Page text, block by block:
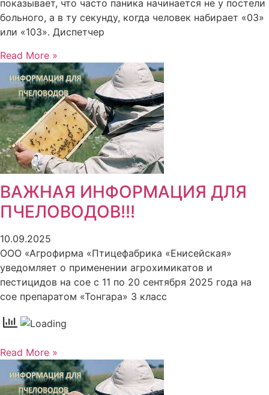
показывает, что часто паника начинается не у постели
больного, а в ту секунду, когда человек набирает «03»
или «103». Диспетчер
Read More »
ВАЖНАЯ ИНФОРМАЦИЯ ДЛЯ
ПЧЕЛОВОДОВ!!!
10.09.2025
ООО «Агрофирма «Птицефабрика «Енисейская»
уведомляет о применении агрохимикатов и
пестицидов на сое с 11 по 20 сентября 2025 года на
сое препаратом «Тонгара» 3 класс
Read More »